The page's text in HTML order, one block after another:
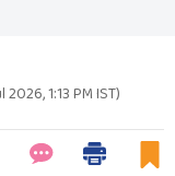
2026, 1:13 PMIST)